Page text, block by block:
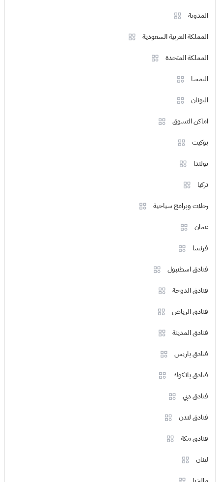
المدونة
المملكة العربية السعودية
المملكة المتحدة
النمسا
اليونان
اماكن التسوق
بوكيت
بولندا
تركيا
رحلات وبرامج سياحية
عمان
فرنسا
فنادق اسطنبول
فنادق الدوحة
فنادق الرياض
فنادق المدينة
فنادق باريس
فنادق بانكوك
فنادق دبي
فنادق لندن
فنادق مكة
لبنان